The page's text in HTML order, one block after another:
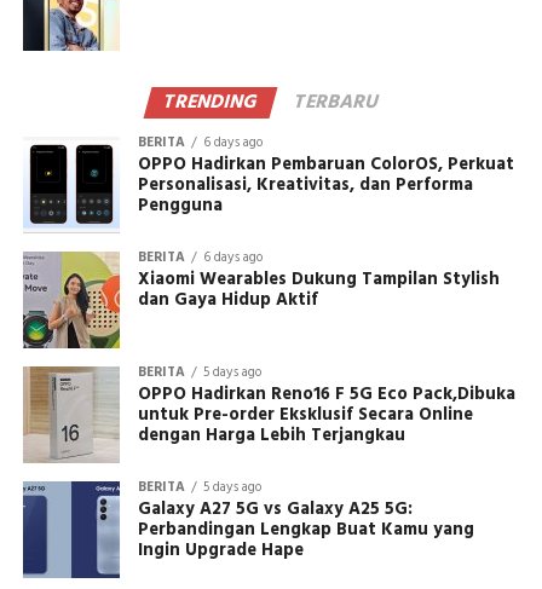
TRENDING TERBARU
BERITA 6 days ago
OPPO Hadirkan Pembaruan ColorOS, Perkuat
Personalisasi, Kreativitas, dan Performa
Pengguna
BERITA 6 days ago
Xiaomi Wearables Dukung Tampilan Stylish
dan Gaya Hidup Aktif
BERITA 5 days ago
OPPO Hadirkan Reno16 F 5G Eco Pack,Dibuka
untuk Pre-order Eksklusif Secara Online
dengan Harga Lebih Terjangkau
BERITA 5 days ago
Galaxy A27 5G vs Galaxy A25 5G:
Perbandingan Lengkap Buat Kamu yang
Ingin Upgrade Hape